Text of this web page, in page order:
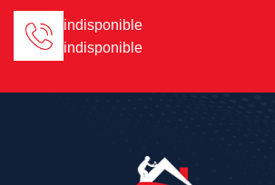
indisponible
indisponible